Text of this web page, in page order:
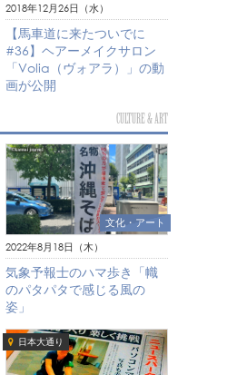
2018年12月26日（水）
【馬車道に来たついでに
#36】ヘアーメイクサロン
「Volia（ヴォアラ）」の動
画が公開
CULTURE & ART
文化・アート
2022年8月18日（木）
気象予報士のハマ歩き「幟
のパタパタで感じる風の
姿」
日本大通り